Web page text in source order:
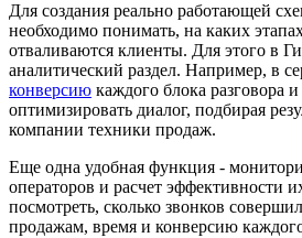
Для создания реально работающей
необходимо понимать, на каких
отваливаются клиенты. Для этого в
аналитический раздел. Например, в
конверсию каждого блока разговора
оптимизировать диалог, подбирая
компании техники продаж.
Еще одна удобная функция -
операторов и расчет эффективности
посмотреть, сколько звонков
продажам, время и конверсию